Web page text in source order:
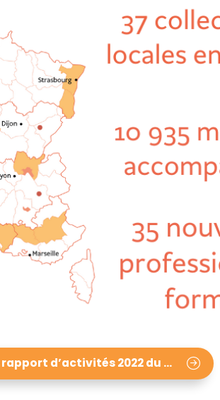
Consultez le rapport d’activités 2022 du Slime